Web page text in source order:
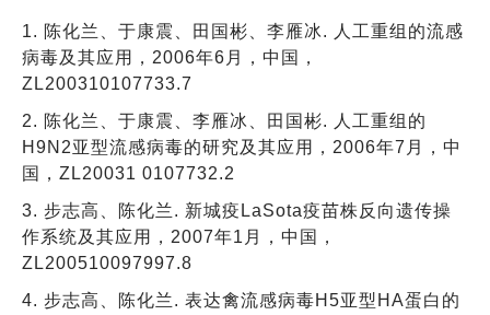
1. 陈化兰、于康震、田国彬、李雁冰. 人工重组的流感
病毒及其应用，2006年6月，中国，
ZL200310107733.7
2. 陈化兰、于康震、李雁冰、田国彬. 人工重组的
H9N2亚型流感病毒的研究及其应用，2006年7月，中
国，ZL20031 0107732.2
3. 步志高、陈化兰. 新城疫LaSota疫苗株反向遗传操
作系统及其应用，2007年1月，中国，
ZL200510097997.8
4. 步志高、陈化兰. 表达禽流感病毒H5亚型HA蛋白的